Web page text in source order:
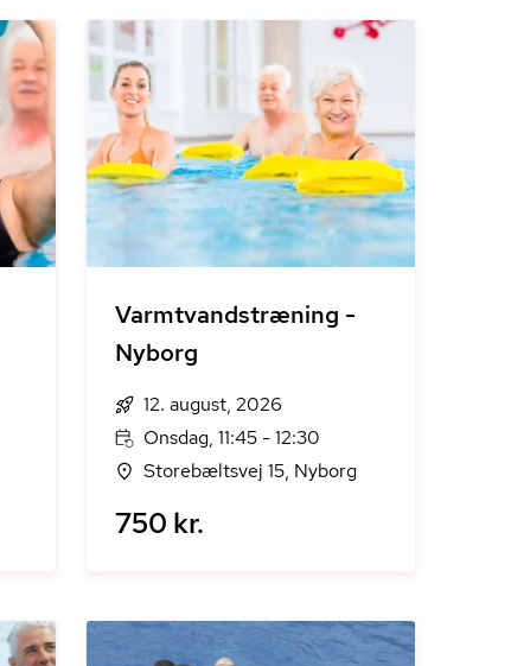
Varmtvandstræning -
Nyborg
12. august, 2026
Onsdag, 11:45 - 12:30
Storebæltsvej 15, Nyborg
750 kr.